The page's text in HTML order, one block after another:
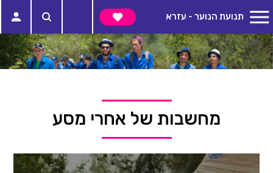
תנועת הנוער - עזרא
מחשבות של אחרי מסע